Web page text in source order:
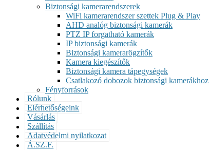
Biztonsági kamerarendszerek
WiFi kamerarendszer szettek Plug & Play
AHD analóg biztonsági kamerák
PTZ IP forgatható kamerák
IP biztonsági kamerák
Biztonsági kamerarögzítők
Kamera kiegészítők
Biztonsági kamera tápegységek
Csatlakozó dobozok biztonsági kamerákhoz
Fényforrások
Rólunk
Elérhetőségeink
Vásárlás
Szállítás
Adatvédelmi nyilatkozat
Á.SZ.F.